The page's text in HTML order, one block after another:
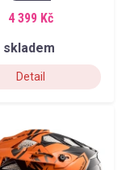
4 399 Kč
skladem
Detail